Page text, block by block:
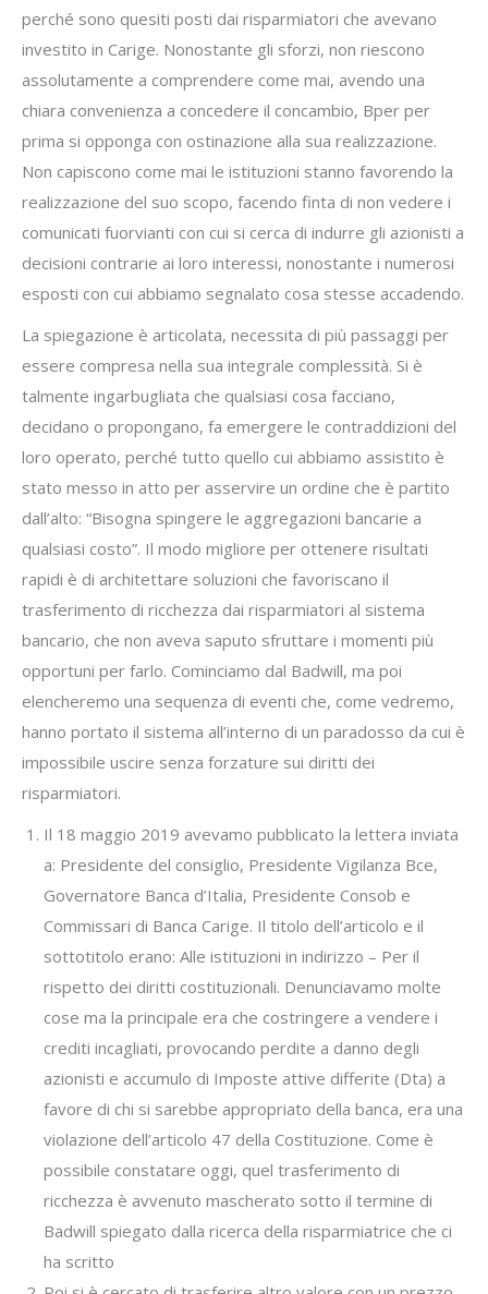
perché sono quesiti posti dai risparmiatori che avevano
investito in Carige. Nonostante gli sforzi, non riescono
assolutamente a comprendere come mai, avendo una
chiara convenienza a concedere il concambio, Bper per
prima si opponga con ostinazione alla sua realizzazione.
Non capiscono come mai le istituzioni stanno favorendo la
realizzazione del suo scopo, facendo finta di non vedere i
comunicati fuorvianti con cui si cerca di indurre gli azionisti a
decisioni contrarie ai loro interessi, nonostante i numerosi
esposti con cui abbiamo segnalato cosa stesse accadendo.
La spiegazione è articolata, necessita di più passaggi per
essere compresa nella sua integrale complessità. Si è
talmente ingarbugliata che qualsiasi cosa facciano,
decidano o propongano, fa emergere le contraddizioni del
loro operato, perché tutto quello cui abbiamo assistito è
stato messo in atto per asservire un ordine che è partito
dall’alto: “Bisogna spingere le aggregazioni bancarie a
qualsiasi costo”. Il modo migliore per ottenere risultati
rapidi è di architettare soluzioni che favoriscano il
trasferimento di ricchezza dai risparmiatori al sistema
bancario, che non aveva saputo sfruttare i momenti più
opportuni per farlo. Cominciamo dal Badwill, ma poi
elencheremo una sequenza di eventi che, come vedremo,
hanno portato il sistema all’interno di un paradosso da cui è
impossibile uscire senza forzature sui diritti dei
risparmiatori.
Il 18 maggio 2019 avevamo pubblicato la lettera inviata
a: Presidente del consiglio, Presidente Vigilanza Bce,
Governatore Banca d’Italia, Presidente Consob e
Commissari di Banca Carige. Il titolo dell’articolo e il
sottotitolo erano: Alle istituzioni in indirizzo – Per il
rispetto dei diritti costituzionali. Denunciavamo molte
cose ma la principale era che costringere a vendere i
crediti incagliati, provocando perdite a danno degli
azionisti e accumulo di Imposte attive differite (Dta) a
favore di chi si sarebbe appropriato della banca, era una
violazione dell’articolo 47 della Costituzione. Come è
possibile constatare oggi, quel trasferimento di
ricchezza è avvenuto mascherato sotto il termine di
Badwill spiegato dalla ricerca della risparmiatrice che ci
ha scritto